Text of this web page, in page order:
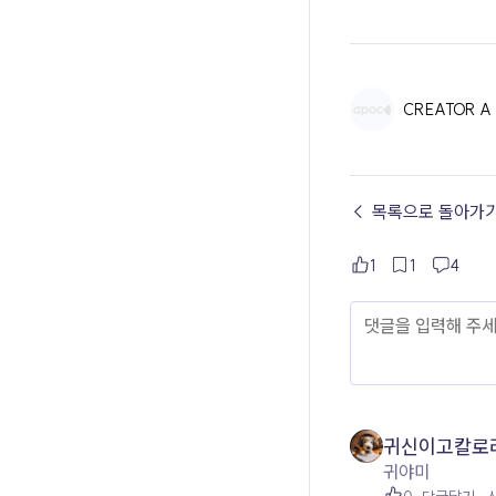
CREATOR A
← 목록으로 돌아가
1 1 4
귀신이고칼로
귀야미